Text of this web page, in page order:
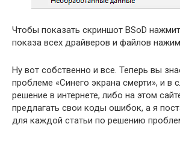
Чтобы показать скриншот BSoD
показа всех драйверов и файлов
Ну вот собственно и все. Теперь вы
проблеме «Синего экрана смерти», и в
решение в интернете, либо на этом
предлагать свои коды ошибок, а я
для каждой статьи по решению